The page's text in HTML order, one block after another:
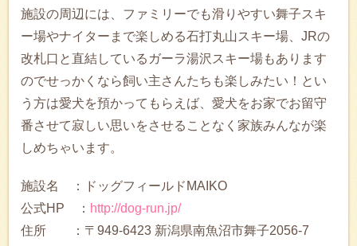
施設の周辺には、ファミリーでも滑りやすい舞子スキ
ー場やナイターまで楽しめる石打丸山スキー場、JRの
改札口と直結しているガーラ湯沢スキー場もあります
のでせっかくなら飼い主さんたちも楽しみたい！とい
う方は愛犬を預かってもらえば、愛犬をお家でお留守
番させて寂しい思いをさせることなく家族みんなが楽
しめちゃいます。
施設名 ：ドッグフィールドMAIKO
公式HP ： http://dog-run.jp/
住所 ：〒949-6423 新潟県南魚沼市舞子2056-7